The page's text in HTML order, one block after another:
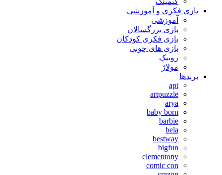
بازی فکری و آموزشی
آموزشی
بازی بزرگسالان
بازی فکری کودکان
بازی های چوبی
روبیک
مولاژ
برندها
apt
artpuzzle
arya
baby born
barbie
bela
bestway
bigfun
clementony
comic con